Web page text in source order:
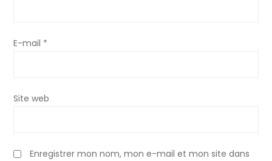
E-mail *
Site web
Enregistrer mon nom, mon e-mail et mon site dans